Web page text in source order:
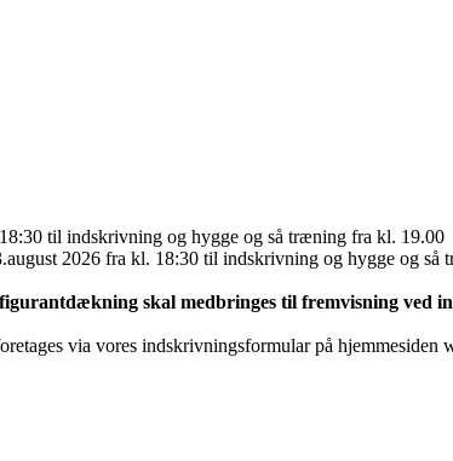
til indskrivning og hygge og så træning fra kl. 19.00
2026 fra kl. 18:30 til indskrivning og hygge og så
skal medbringes til fremvisning ved
via vores indskrivningsformular på hjemmesiden